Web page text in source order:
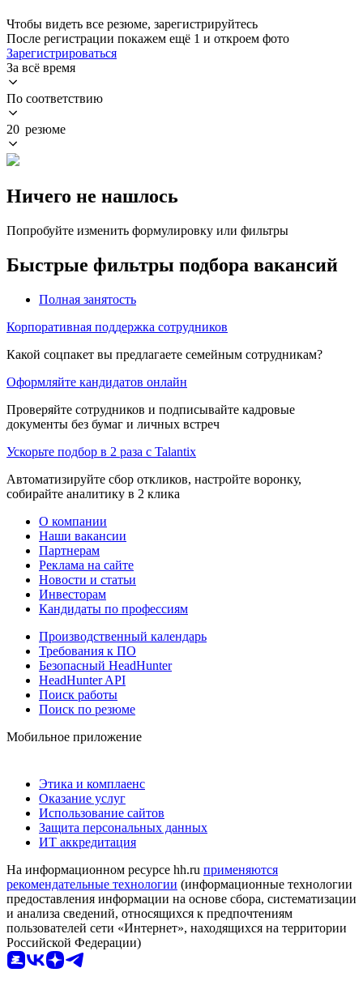
Чтобы видеть все резюме, зарегистрируйтесь
После регистрации покажем ещё 1 и откроем фото
Зарегистрироваться
За всё время
По соответствию
20 резюме
Ничего не нашлось
Попробуйте изменить формулировку или фильтры
Быстрые фильтры подбора вакансий
Полная занятость
Корпоративная поддержка сотрудников
Какой соцпакет вы предлагаете семейным сотрудникам?
Оформляйте кандидатов онлайн
Проверяйте сотрудников и подписывайте кадровые
документы без бумаг и личных встреч
Ускорьте подбор в 2 раза с Talantix
Автоматизируйте сбор откликов, настройте воронку,
собирайте аналитику в 2 клика
О компании
Наши вакансии
Партнерам
Реклама на сайте
Новости и статьи
Инвесторам
Кандидаты по профессиям
Производственный календарь
Требования к ПО
Безопасный HeadHunter
HeadHunter API
Поиск работы
Поиск по резюме
Мобильное приложение
Этика и комплаенс
Оказание услуг
Использование сайтов
Защита персональных данных
ИТ аккредитация
На информационном ресурсе hh.ru применяются
рекомендательные технологии (информационные технологии
предоставления информации на основе сбора, систематизации
и анализа сведений, относящихся к предпочтениям
пользователей сети «Интернет», находящихся на территории
Российской Федерации)